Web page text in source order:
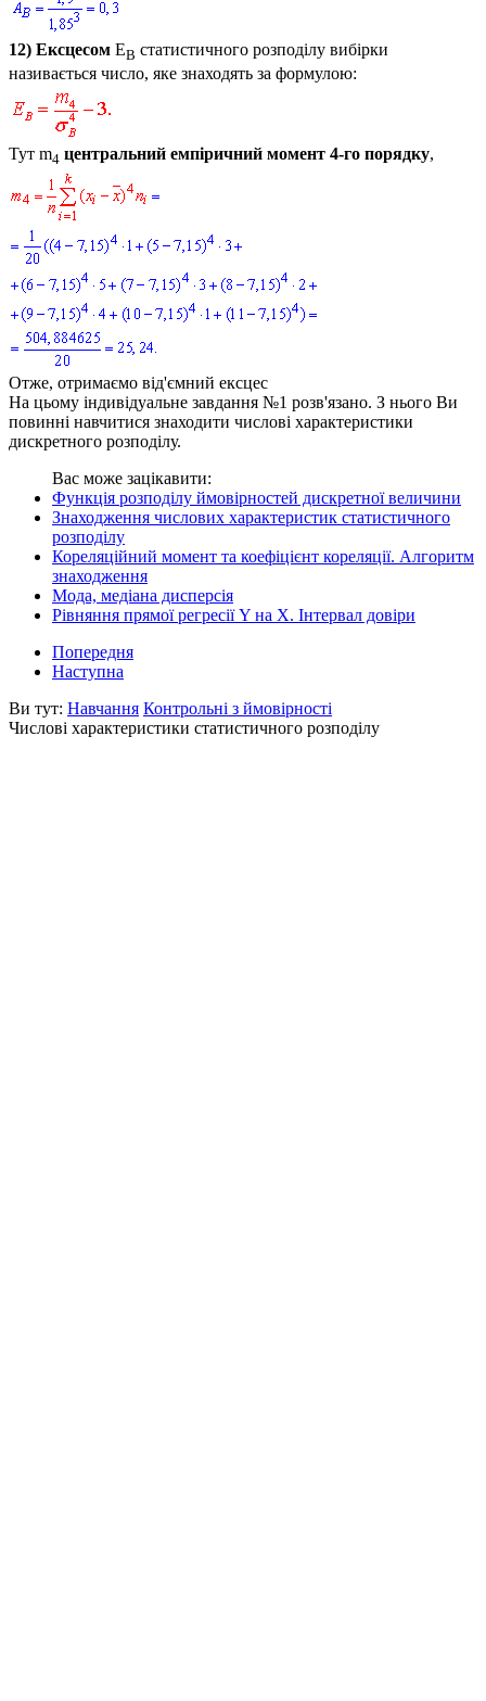
12) Ексцесом EB статистичного розподілу вибірки
називається число, яке знаходять за формулою:
Тут m4 центральний емпіричний момент 4-го порядку,
Отже, отримаємо від'ємний ексцес
На цьому індивідуальне завдання №1 розв'язано. З нього Ви
повинні навчитися знаходити числові характеристики
дискретного розподілу.
Вас може зацікавити:
Функція розподілу ймовірностей дискретної величини
Знаходження числових характеристик статистичного
розподілу
Кореляційний момент та коефіцієнт кореляції. Алгоритм
знаходження
Мода, медіана дисперсія
Рівняння прямої регресії Y на X. Інтервал довіри
Попередня
Наступна
Ви тут: Навчання Контрольні з ймовірності
Числові характеристики статистичного розподілу